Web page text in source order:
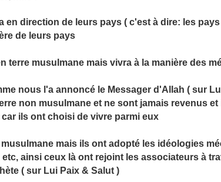
en direction de leurs pays ( c'est à dire: les
de leurs pays
terre musulmane mais vivra à la manière des
nous l'a annoncé le Messager d'Allah ( sur
non musulmane et ne sont jamais revenus
ils ont choisi de vivre parmi eux
mais ils ont adopté les idéologies
ainsi ceux là ont rejoint les associateurs à
( sur Lui Paix & Salut )